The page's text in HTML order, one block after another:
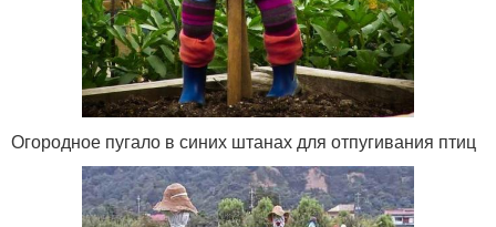
Огородное пугало в синих штанах для отпугивания птиц